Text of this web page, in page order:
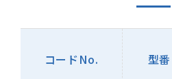
コードNo. 型番